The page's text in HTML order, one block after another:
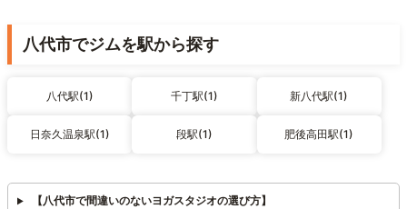
八代市でジムを駅から探す
八代駅(1) 千丁駅(1) 新八代駅(1)
日奈久温泉駅(1) 段駅(1) 肥後高田駅(1)
【八代市で間違いのないヨガスタジオの選び方】